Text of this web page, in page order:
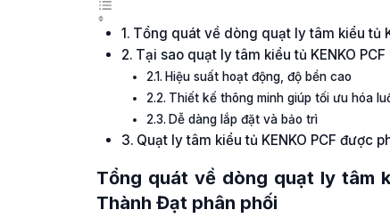
Tổng quát về dòng quạt ly tâm kiểu tủ
Tại sao quạt ly tâm kiểu tủ KENKO
Hiệu suất hoạt động, độ bền cao
Thiết kế thông minh giúp tối ưu hóa
Dễ dàng lắp đặt và bảo trì
Quạt ly tâm kiểu tủ KENKO PCF được
Tổng quát về dòng quạt ly tâm
Thành Đạt phân phối